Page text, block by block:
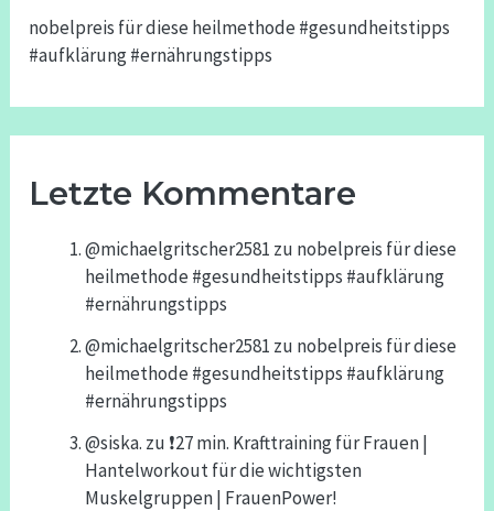
nobelpreis für diese heilmethode #gesundheitstipps
#aufklärung #ernährungstipps
Letzte Kommentare
@michaelgritscher2581 zu nobelpreis für diese
heilmethode #gesundheitstipps #aufklärung
#ernährungstipps
@michaelgritscher2581 zu nobelpreis für diese
heilmethode #gesundheitstipps #aufklärung
#ernährungstipps
@siska. zu ❗️27 min. Krafttraining für Frauen |
Hantelworkout für die wichtigsten
Muskelgruppen | FrauenPower!